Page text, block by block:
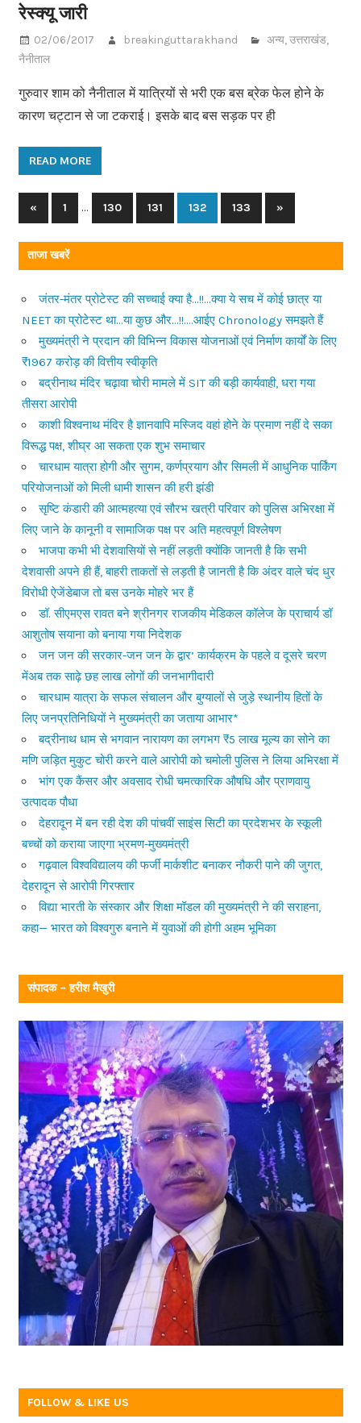
रेस्क्यू जारी
02/06/2017 breakinguttarakhand अन्य,उत्तराखंड,
नैनीताल
गुरुवार शाम को नैनीताल में यात्रियों से भरी एक बस ब्रेक फेल होने के
कारण चट्टान से जा टकराई। इसके बाद बस सड़क पर ही
READ MORE
Posts
navigation
« Previous
Posts
1 … 130 131 132 133
Next
Posts
»
ताजा खबरें
जंतर-मंतर प्रोटेस्ट की सच्चाई क्या है…!!…क्या ये सच में कोई छात्र या
NEET का प्रोटेस्ट था…या कुछ और…!!….आईए Chronology समझते हैं
मुख्यमंत्री ने प्रदान की विभिन्न विकास योजनाओं एवं निर्माण कार्यों के लिए
₹1967 करोड़ की वित्तीय स्वीकृति
बद्रीनाथ मंदिर चढ़ावा चोरी मामले में SIT की बड़ी कार्यवाही, धरा गया
तीसरा आरोपी
काशी विश्वनाथ मंदिर है ज्ञानवापि मस्जिद वहां होने के प्रमाण नहीं दे सका
विरूद्ध पक्ष, शीघ्र आ सकता एक शुभ समाचार
चारधाम यात्रा होगी और सुगम, कर्णप्रयाग और सिमली में आधुनिक पार्किंग
परियोजनाओं को मिली धामी शासन की हरी झंडी
सृष्टि कंडारी की आत्महत्या एवं सौरभ खत्री परिवार को पुलिस अभिरक्षा में
लिए जाने के कानूनी व सामाजिक पक्ष पर अति महत्वपूर्ण विश्लेषण
भाजपा कभी भी देशवासियों से नहीं लड़ती क्योंकि जानती है कि सभी
देशवासी अपने ही हैं, बाहरी ताकतों से लड़ती है जानती है कि अंदर वाले चंद धुर
विरोधी ऐजेंडेबाज तो बस उनके मोहरे भर हैं
डॉ. सीएमएस रावत बने श्रीनगर राजकीय मेडिकल कॉलेज के प्राचार्य डॉ
आशुतोष सयाना को बनाया गया निदेशक
जन जन की सरकार-जन जन के द्वार’ कार्यक्रम के पहले व दूसरे चरण
मेंअब तक साढ़े छह लाख लोगों की जनभागीदारी
चारधाम यात्रा के सफल संचालन और बुग्यालों से जुड़े स्थानीय हितों के
लिए जनप्रतिनिधियों ने मुख्यमंत्री का जताया आभार*
बद्रीनाथ धाम से भगवान नारायण का लगभग ₹5 लाख मूल्य का सोने का
मणि जड़ित मुकुट चोरी करने वाले आरोपी को चमोली पुलिस ने लिया अभिरक्षा में
भांग एक कैंसर और अवसाद रोधी चमत्कारिक औषधि और प्राणवायु
उत्पादक पौधा
देहरादून में बन रही देश की पांचवीं साइंस सिटी का प्रदेशभर के स्कूली
बच्चों को कराया जाएगा भ्रमण-मुख्यमंत्री
गढ़वाल विश्वविद्यालय की फर्जी मार्कशीट बनाकर नौकरी पाने की जुगत,
देहरादून से आरोपी गिरफ्तार
विद्या भारती के संस्कार और शिक्षा मॉडल की मुख्यमंत्री ने की सराहना,
कहा— भारत को विश्वगुरु बनाने में युवाओं की होगी अहम भूमिका
संपादक – हरीश मैखुरी
FOLLOW & LIKE US